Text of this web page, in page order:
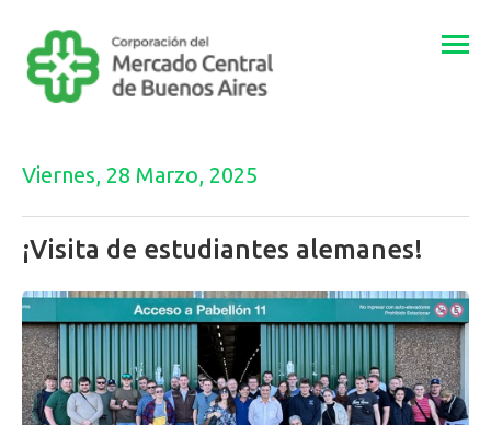
Viernes, 28 Marzo, 2025
¡Visita de estudiantes alemanes!